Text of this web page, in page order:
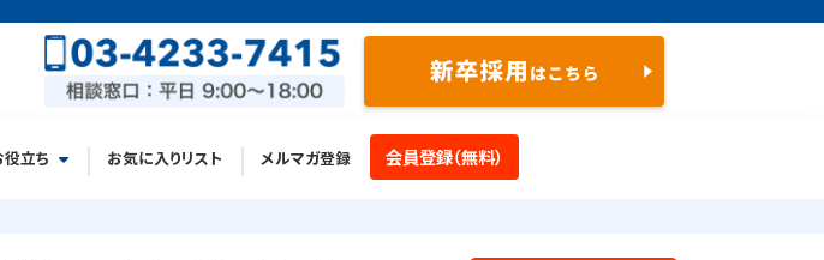
役立ち お気に入りリスト メルマガ登録 会員登録（無料）